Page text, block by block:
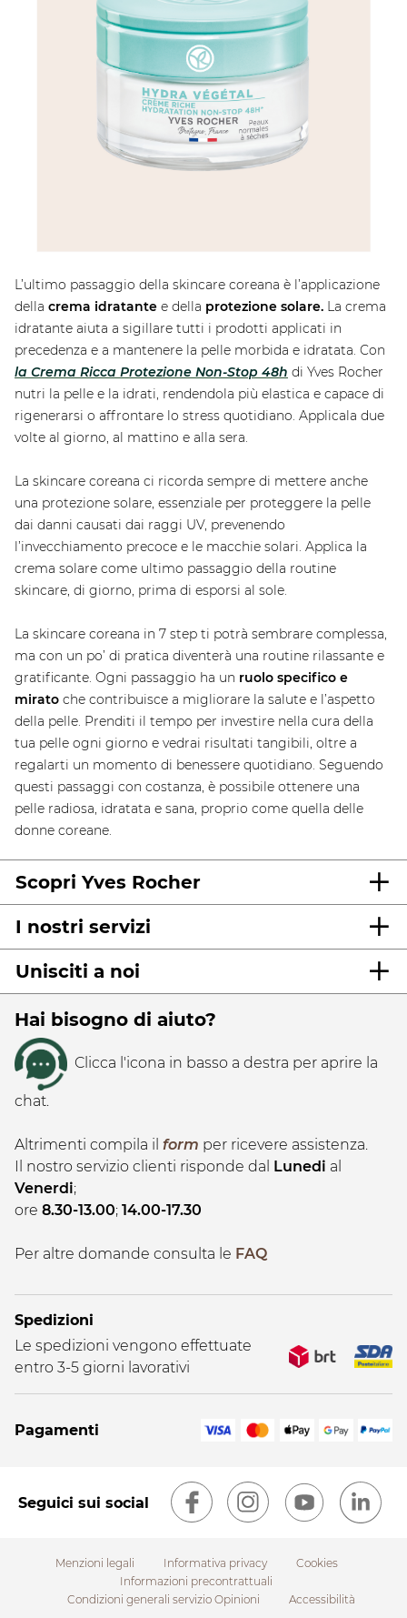
L’ultimo passaggio della skincare coreana è l’applicazione
della crema idratante e della protezione solare. La crema
idratante aiuta a sigillare tutti i prodotti applicati in
precedenza e a mantenere la pelle morbida e idratata. Con
la Crema Ricca Protezione Non-Stop 48h di Yves Rocher
nutri la pelle e la idrati, rendendola più elastica e capace di
rigenerarsi o affrontare lo stress quotidiano. Applicala due
volte al giorno, al mattino e alla sera.
La skincare coreana ci ricorda sempre di mettere anche
una protezione solare, essenziale per proteggere la pelle
dai danni causati dai raggi UV, prevenendo
l’invecchiamento precoce e le macchie solari. Applica la
crema solare come ultimo passaggio della routine
skincare, di giorno, prima di esporsi al sole.
La skincare coreana in 7 step ti potrà sembrare complessa,
ma con un po’ di pratica diventerà una routine rilassante e
gratificante. Ogni passaggio ha un ruolo specifico e
mirato che contribuisce a migliorare la salute e l’aspetto
della pelle. Prenditi il tempo per investire nella cura della
tua pelle ogni giorno e vedrai risultati tangibili, oltre a
regalarti un momento di benessere quotidiano. Seguendo
questi passaggi con costanza, è possibile ottenere una
pelle radiosa, idratata e sana, proprio come quella delle
donne coreane.
Scopri Yves Rocher
I nostri servizi
Unisciti a noi
Hai bisogno di aiuto?
Clicca l'icona in basso a destra per aprire la
chat.
Altrimenti compila il form per ricevere assistenza.
Il nostro servizio clienti risponde dal Lunedi al
Venerdi;
ore 8.30-13.00; 14.00-17.30
Per altre domande consulta le FAQ
Spedizioni
Le spedizioni vengono effettuate
entro 3-5 giorni lavorativi
Pagamenti
Seguici sui social
Menzioni legali Informativa privacy
Cookies
Informazioni precontrattuali
Condizioni generali servizio Opinioni
Accessibilità